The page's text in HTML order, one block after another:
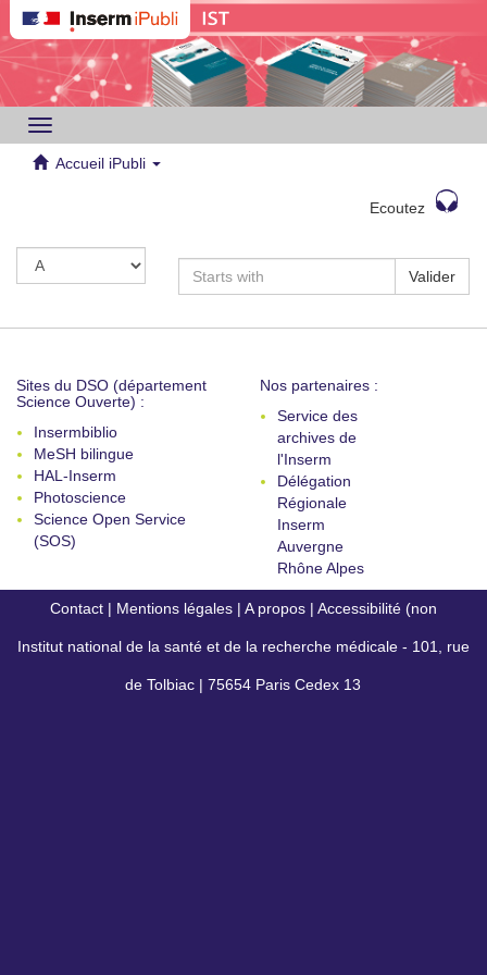
Toggle
navigation
Accueil iPubli
Ecoutez
Valider
Sites du DSO (département
Science Ouverte) :
Insermbiblio
MeSH bilingue
HAL-Inserm
Photoscience
Science Open Service
(SOS)
Nos partenaires :
Service des
archives de
l'Inserm
Délégation
Régionale
Inserm
Auvergne
Rhône Alpes
Contact | Mentions légales | A propos | Accessibilité (non
conforme)
Institut national de la santé et de la recherche médicale - 101, rue
de Tolbiac | 75654 Paris Cedex 13